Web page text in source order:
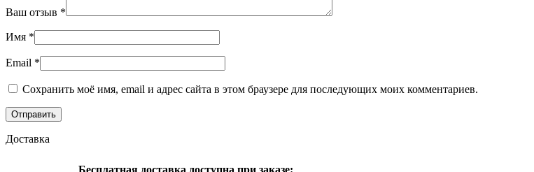
Ваш отзыв *
Имя *
Email *
Сохранить моё имя, email и адрес сайта в этом браузере для последующих моих комментариев.
Доставка
Бесплатная доставка доступна при заказе: